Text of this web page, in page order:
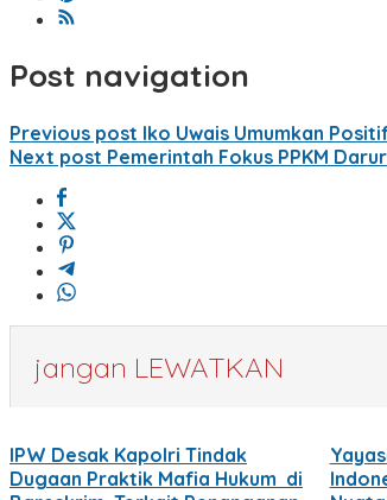
Post navigation
Previous post Iko Uwais Umumkan
Next post Pemerintah Fokus PPKM
jangan LEWATKAN
IPW Desak Kapolri Tindak
Dugaan Praktik Mafia Hukum di